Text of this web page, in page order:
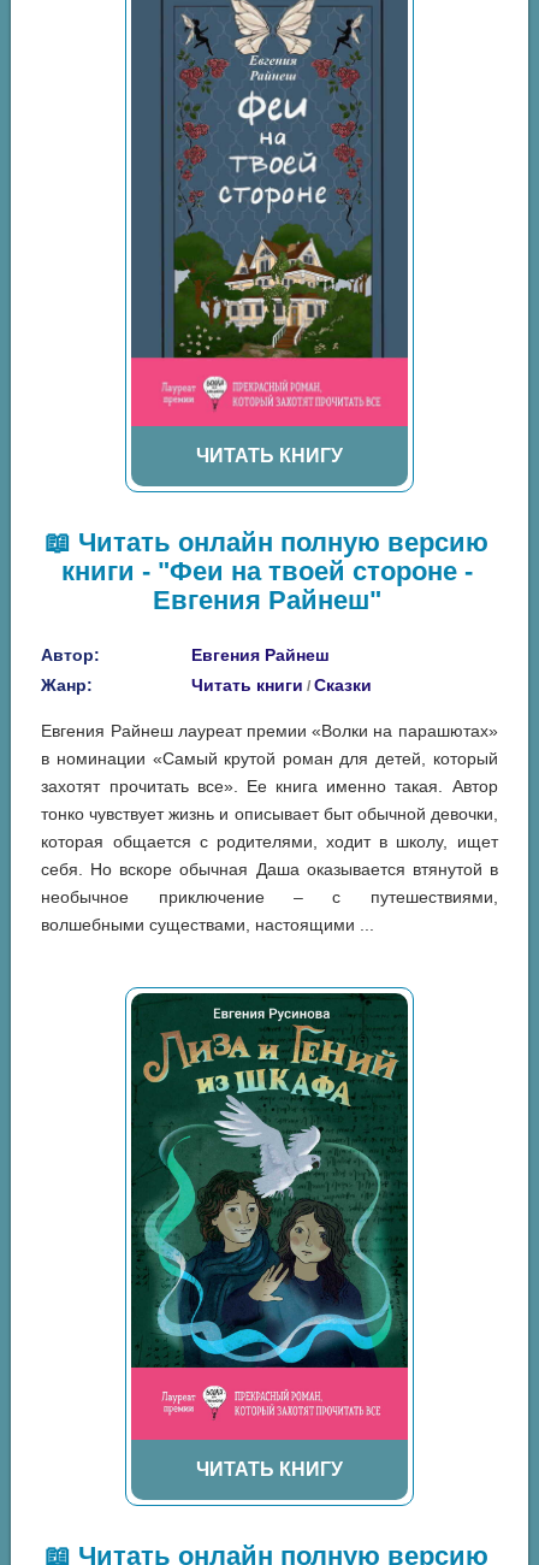
ЧИТАТЬ КНИГУ
📖 Читать онлайн полную версию
книги - "Феи на твоей стороне -
Евгения Райнеш"
Автор:
Евгения Райнеш
Жанр:
Читать книги /Сказки
Евгения Райнеш лауреат премии «Волки на парашютах»
в номинации «Самый крутой роман для детей, который
захотят прочитать все». Ее книга именно такая. Автор
тонко чувствует жизнь и описывает быт обычной девочки,
которая общается с родителями, ходит в школу, ищет
себя. Но вскоре обычная Даша оказывается втянутой в
необычное приключение – с путешествиями,
волшебными существами, настоящими ...
ЧИТАТЬ КНИГУ
📖 Читать онлайн полную версию